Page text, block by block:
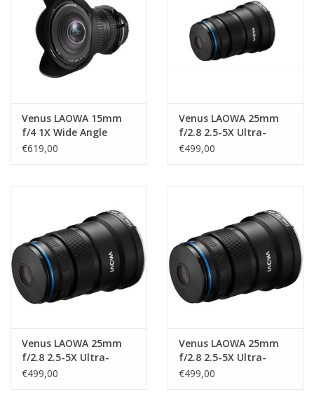
Venus LAOWA 15mm
f/4 1X Wide Angle
Macro Lens - Sony A
€619,00
Venus LAOWA 25mm
f/2.8 2.5-5X Ultra-
Macro Lens - Nikon F
€499,00
Venus LAOWA 25mm
f/2.8 2.5-5X Ultra-
Macro Lens - Nikon Z
€499,00
Venus LAOWA 25mm
f/2.8 2.5-5X Ultra-
Macro Lens - Canon RF
€499,00